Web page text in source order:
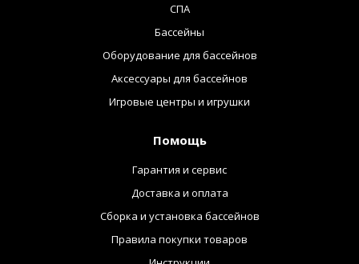
СПА
Бассейны
Оборудование для бассейнов
Аксессуары для бассейнов
Игровые центры и игрушки
Помощь
Гарантия и сервис
Доставка и оплата
Сборка и установка бассейнов
Правила покупки товаров